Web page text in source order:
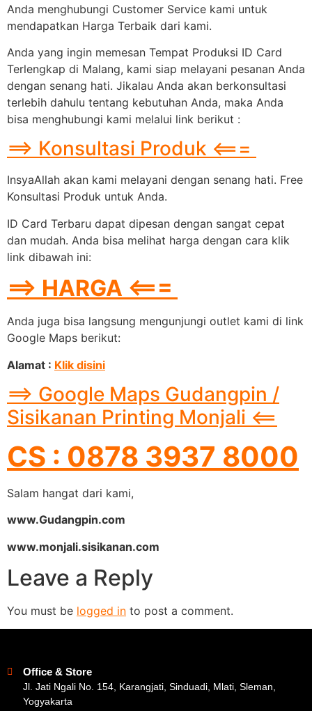
Anda menghubungi Customer Service kami untuk
mendapatkan Harga Terbaik dari kami.
Anda yang ingin memesan Tempat Produksi ID Card
Terlengkap di Malang, kami siap melayani pesanan Anda
dengan senang hati. Jikalau Anda akan berkonsultasi
terlebih dahulu tentang kebutuhan Anda, maka Anda
bisa menghubungi kami melalui link berikut :
==> Konsultasi Produk <===
InsyaAllah akan kami melayani dengan senang hati. Free
Konsultasi Produk untuk Anda.
ID Card Terbaru dapat dipesan dengan sangat cepat
dan mudah. Anda bisa melihat harga dengan cara klik
link dibawah ini:
==> HARGA <===
Anda juga bisa langsung mengunjungi outlet kami di link
Google Maps berikut:
Alamat : Klik disini
==> Google Maps Gudangpin /
Sisikanan Printing Monjali <==
CS : 0878 3937 8000
Salam hangat dari kami,
www.Gudangpin.com
www.monjali.sisikanan.com
Leave a Reply
You must be logged in to post a comment.
Office & Store
Jl. Jati Ngali No. 154, Karangjati, Sinduadi, Mlati, Sleman,
Yogyakarta